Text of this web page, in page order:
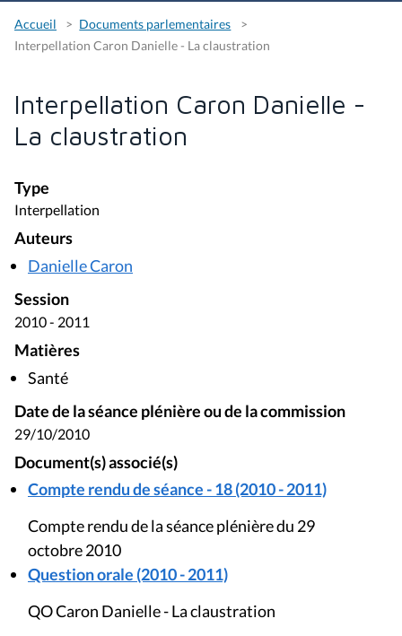
Accueil
Documents parlementaires
Interpellation Caron Danielle - La claustration
Interpellation Caron Danielle -
La claustration
Type
Interpellation
Auteurs
Danielle Caron
Session
2010 - 2011
Matières
Santé
Date de la séance plénière ou de la commission
29/10/2010
Document(s) associé(s)
Compte rendu de séance - 18 (2010 - 2011)
Compte rendu de la séance plénière du 29
octobre 2010
Question orale (2010 - 2011)
QO Caron Danielle - La claustration